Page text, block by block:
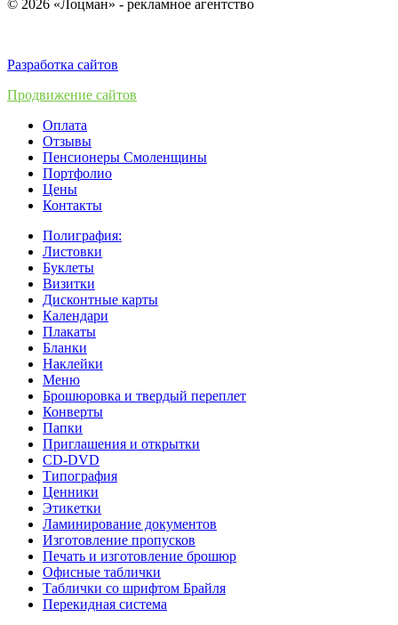
© 2026 «Лоцман» - рекламное агентство
Разработка сайтов
Продвижение сайтов
Оплата
Отзывы
Пенсионеры Смоленщины
Портфолио
Цены
Контакты
Полиграфия:
Листовки
Буклеты
Визитки
Дисконтные карты
Календари
Плакаты
Бланки
Наклейки
Меню
Брошюровка и твердый переплет
Конверты
Папки
Приглашения и открытки
CD-DVD
Типография
Ценники
Этикетки
Ламинирование документов
Изготовление пропусков
Печать и изготовление брошюр
Офисные таблички
Таблички со шрифтом Брайля
Перекидная система